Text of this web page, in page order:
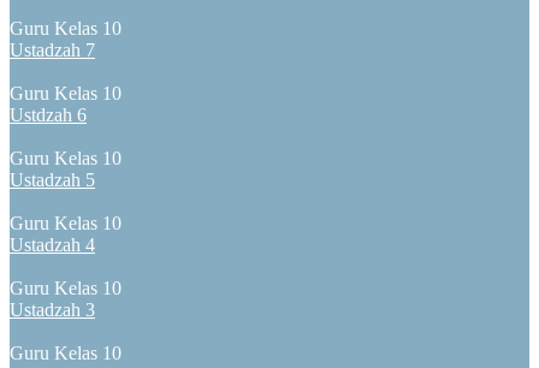
Guru Kelas 10
Ustadzah 7
Guru Kelas 10
Ustdzah 6
Guru Kelas 10
Ustadzah 5
Guru Kelas 10
Ustadzah 4
Guru Kelas 10
Ustadzah 3
Guru Kelas 10